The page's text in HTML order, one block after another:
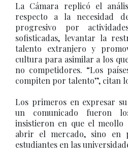
La Cámara replicó el
respecto a la necesidad
progresivo por
sofisticadas, levantar la
talento extranjero y
cultura para asimilar a los
no competidores. “Los
compiten por talento”, citan
Los primeros en expresar
un comunicado fueron
insistieron en que el meollo
abrir el mercado, sino en
estudiantes en las